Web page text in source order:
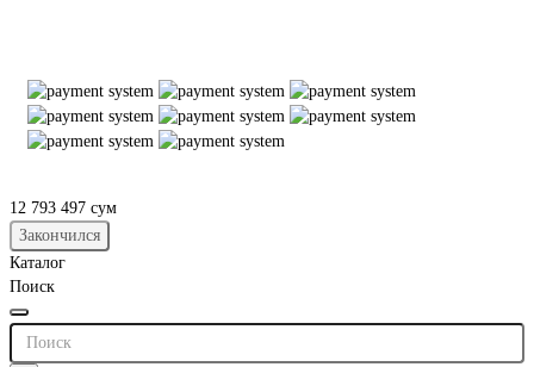
12 793 497 сум
Закончился
Каталог
Поиск